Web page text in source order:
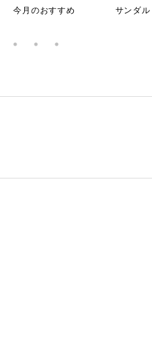
今月のおすすめ サンダル